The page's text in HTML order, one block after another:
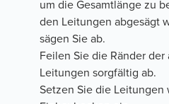
um die Gesamtlänge zu
den Leitungen abgesägt
sägen Sie ab.
Feilen Sie die Ränder der
Leitungen sorgfältig ab.
Setzen Sie die Leitungen